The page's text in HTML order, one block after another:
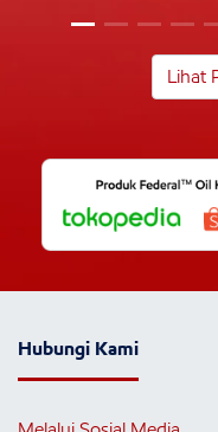
Lihat
Hubungi Kami